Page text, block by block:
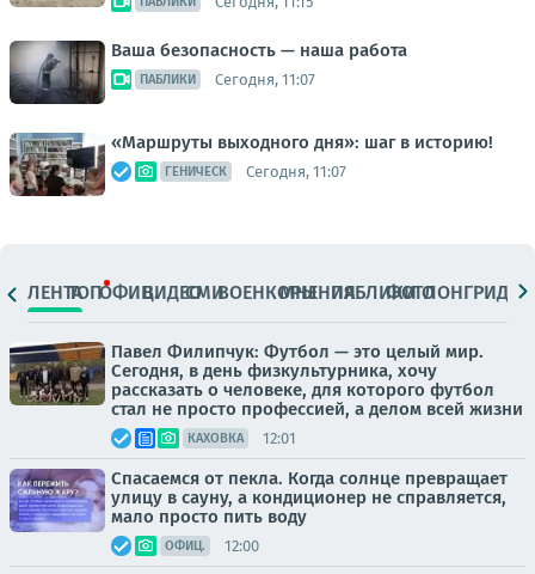
Ваша безопасность — наша работа
ПАБЛИКИ Сегодня, 11:07
«Маршруты выходного дня»: шаг в историю!
ГЕНИЧЕСК Сегодня, 11:07
ЛЕНТАТОПОФИЦ.ВИДЕОСМИВОЕНКОРЫМНЕНИЯПАБЛИКИ
ФОТОЛОНГРИДЫ
Павел Филипчук: Футбол — это целый мир.
Сегодня, в день физкультурника, хочу
рассказать о человеке, для которого футбол
стал не просто профессией, а делом всей жизни
КАХОВКА 12:01
Спасаемся от пекла. Когда солнце превращает
улицу в сауну, а кондиционер не справляется,
мало просто пить воду
ОФИЦ. 12:00